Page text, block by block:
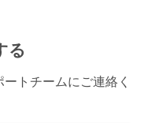
る
トチームにご連絡く